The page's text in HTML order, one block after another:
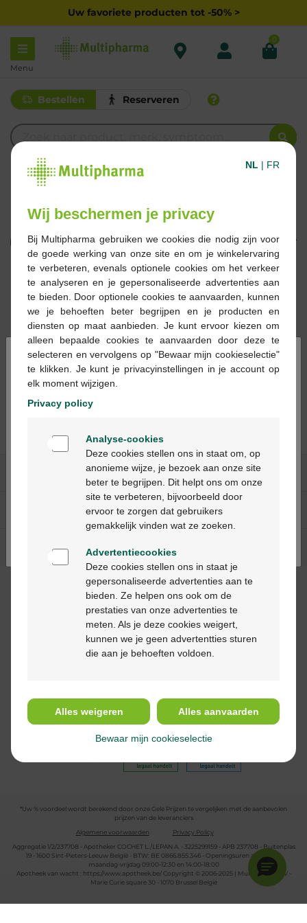
Uw favoriete producten tot -50% >
Menu
0
Bestellen Reserveren
DECOLA
Filteren
1 Resultaten
€ 65,60
Flora tonic v-caps 90st
Onze diensten
Over Multipharma
Hulp & contact
Betaalmethodes
*Uw % voordeel wordt berekend door onze Gele Prijzen te vergelijken met de aanbevolen
prijzen van de leveranciers
Algemene voorwaarden
Privacy Policy
Aggregatie 1/2/237708 - Apotheker COCHET L./LEPAN A. - 3225299159 - APB 237708 - Buitenplas
19 - 1600 Sint-Pieters-Leeuw België - BTW: BE 0866.855.346 - Openingsuren apotheek:
maandag-vrijdag 09:00-12:30 en 14:00-18:00
Apotheek van wacht :
https://www.apotheek.be/Copyright © 2006-2025 | Multipharma CV -
Marie Curie square 30 - 1070 Brussel België
×
Bienvenue
Ga verder in het nederlands
Continuez en français
NL | FR
Wij beschermen je privacy
Bij Multipharma gebruiken we cookies die nodig zijn voor
de goede werking van onze site en om je winkelervaring
te verbeteren, evenals optionele cookies om het verkeer
te analyseren en je gepersonaliseerde advertenties aan
te bieden. Door optionele cookies te aanvaarden, kunnen
we je behoeften beter begrijpen en je producten en
diensten op maat aanbieden. Je kunt ervoor kiezen om
alleen bepaalde cookies te aanvaarden door deze te
selecteren en vervolgens op "Bewaar mijn cookieselectie"
te klikken. Je kunt je privacyinstellingen in je account op
elk moment wijzigen.
Privacy policy
Analyse-cookies
Deze cookies stellen ons in staat om, op
anonieme wijze, je bezoek aan onze site
beter te begrijpen. Dit helpt ons om onze
site te verbeteren, bijvoorbeeld door
ervoor te zorgen dat gebruikers
gemakkelijk vinden wat ze zoeken.
Advertentiecookies
Deze cookies stellen ons in staat je
gepersonaliseerde advertenties aan te
bieden. Ze helpen ons ook om de
prestaties van onze advertenties te
meten. Als je deze cookies weigert,
kunnen we je geen advertentties sturen
die aan je behoeften voldoen.
Alles weigeren Alles aanvaarden
Bewaar mijn cookieselectie